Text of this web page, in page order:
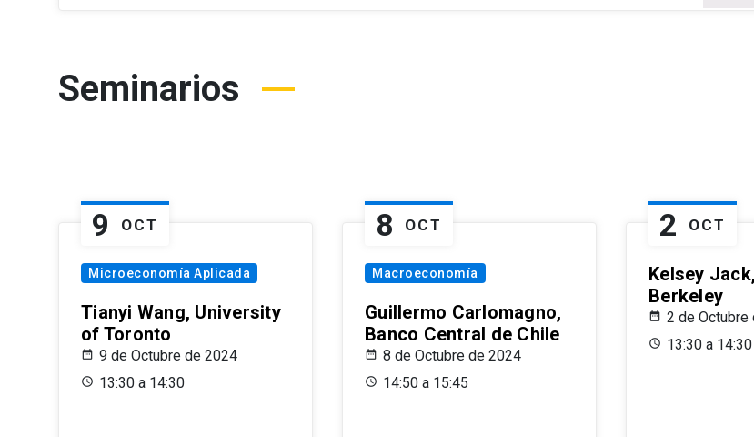
Seminarios
9 OCT
Microeconomía Aplicada
Tianyi Wang, University
of Toronto
9 de Octubre de 2024
13:30 a 14:30
8 OCT
Macroeconomía
Guillermo Carlomagno,
Banco Central de Chile
8 de Octubre de 2024
14:50 a 15:45
2 OCT
Kelsey
Berkeley
2 de Octubre
13:30 a 14:30